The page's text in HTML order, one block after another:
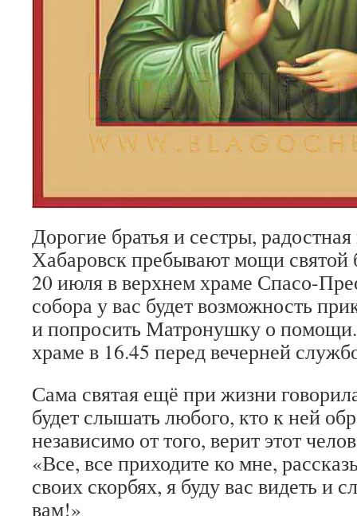
Дорогие братья и сестры,
Хабаровск пребывают мощи
20 июля в верхнем храме Спасо-
собора у вас будет возможность
и попросить Матронушку о
храме в 16.45 перед вечерней
Сама святая ещё при жизни
будет слышать любого, кто к ней
независимо от того, верит этот
«Все, все приходите ко мне,
своих скорбях, я буду вас видеть и
вам!»